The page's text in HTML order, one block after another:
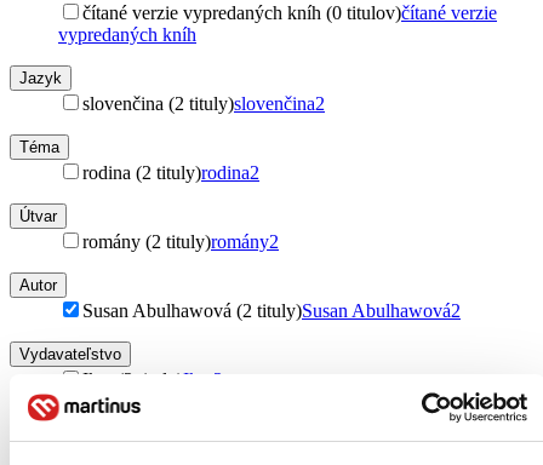
čítané verzie vypredaných kníh (0 titulov)čítané verzie
vypredaných kníh
Jazyk
slovenčina (2 tituly)slovenčina2
Téma
rodina (2 tituly)rodina2
Útvar
romány (2 tituly)romány2
Autor
Susan Abulhawová (2 tituly)Susan Abulhawová2
Vydavateľstvo
Ikar (2 tituly)Ikar 2
Väzba
pevná väzba (2 tituly)pevná väzba2